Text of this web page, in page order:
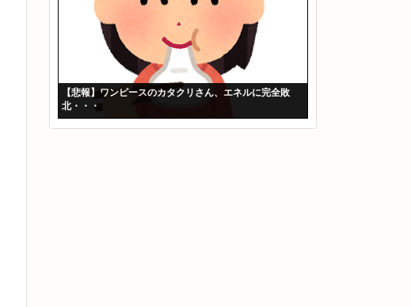
【悲報】ワンピースのカタクリさん、エネルに完全敗
北・・・